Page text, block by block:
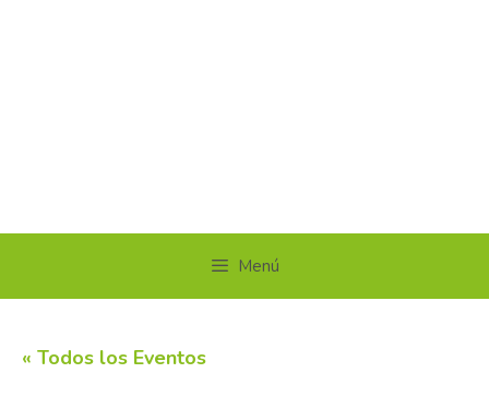
Menú
« Todos los Eventos